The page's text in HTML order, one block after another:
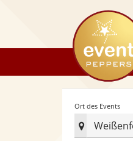
eventpeppers
Ort des Events
Radius